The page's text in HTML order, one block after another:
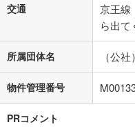
交通
京王線
ら出て
所属団体名 （公
物件管理番号
PRコメント